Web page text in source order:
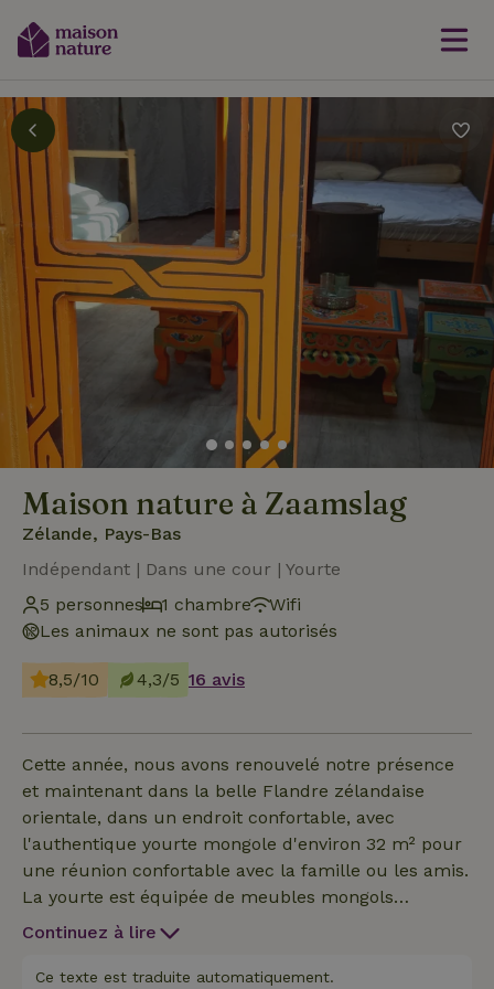
Maison nature à Zaamslag
Zélande, Pays-Bas
Indépendant | Dans une cour | Yourte
5 personnes
1 chambre
Wifi
Les animaux ne sont pas autorisés
8,5/10 4,3/5 16 avis
Cette année, nous avons renouvelé notre présence
et maintenant dans la belle Flandre zélandaise
orientale, dans un endroit confortable, avec
l'authentique yourte mongole d'environ 32 m² pour
une réunion confortable avec la famille ou les amis.
La yourte est équipée de meubles mongols
originaux et d'un confortable lit double. Elle dispose
elle-même n'a pas d'électricité. L'éclairage est
Continuez à lire
Ce texte est traduite automatiquement.